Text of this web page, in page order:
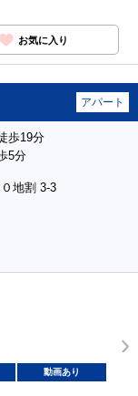
お気に入り
アパート
歩19分
5分
地割 3-3
動画あり